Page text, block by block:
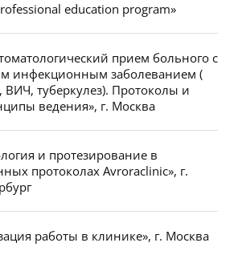
education program»
прием больного с
инфекционным заболеванием (
ВИЧ, туберкулез). Протоколы и
ведения», г. Москва
и протезирование в
протоколах Avroraclinic», г.
работы в клинике», г. Москва